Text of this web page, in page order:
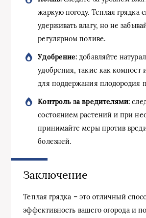
жаркую погоду. Теплая грядка
удерживать влагу, но не
регулярном поливе.
Удобрение: добавляйте
удобрения, такие как компост
для поддержания плодородия
Контроль за вредителями:
состоянием растений и при
принимайте меры против
болезней.
Заключение
Теплая грядка – это отличный
эффективность вашего огорода и